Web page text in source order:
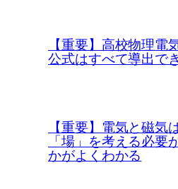
【重要】高校物理電
公式はすべて導出で
【重要】電気と磁気
「場」を考える必要
かがよくわかる